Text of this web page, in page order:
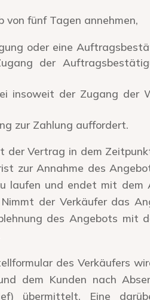
von fünf Tagen annehmen,
oder eine
der
insoweit der Zugang der
zur Zahlung auffordert.
der Vertrag in dem
zur Annahme des
laufen und endet mit dem
der Verkäufer das
des Angebots mit
des Verkäufers
dem Kunden nach
übermittelt. Eine